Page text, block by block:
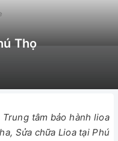
Thọ
tâm bảo hành lioa
Sửa chữa Lioa tại Phú